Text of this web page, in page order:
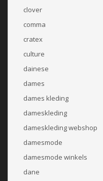
clover
comma
cratex
culture
dainese
dames
dames kleding
dameskleding
dameskleding webshop
damesmode
damesmode winkels
dane